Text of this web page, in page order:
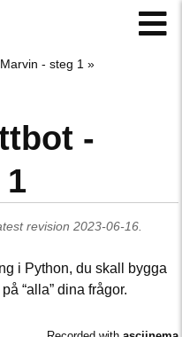
- steg 1
-
revision2023-06-16
i Python, du skall bygga
“alla” dina frågor.